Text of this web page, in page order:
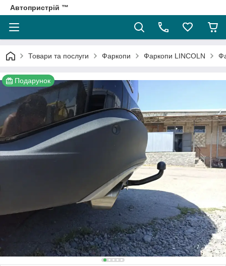
Автопристрій ™
Товари та послуги Фаркопи Фаркопи LINCOLN
Подарунок